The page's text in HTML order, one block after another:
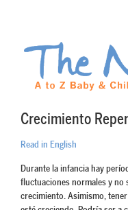
Crecimiento
Read in English
Durante la infancia hay
fluctuaciones normales y no
crecimiento. Asimismo,